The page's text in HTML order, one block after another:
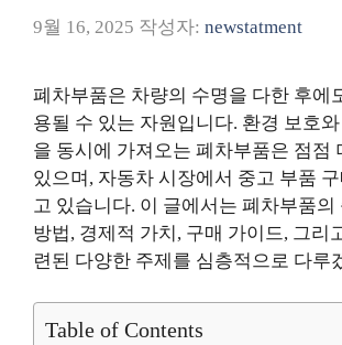
9월 16, 2025 작성자: newstatment
폐차부품은 차량의 수명을 다한 후에
용될 수 있는 자원입니다. 환경 보호
을 동시에 가져오는 폐차부품은 점점
있으며, 자동차 시장에서 중고 부품
고 있습니다. 이 글에서는 폐차부품의
방법, 경제적 가치, 구매 가이드, 그리
련된 다양한 주제를 심층적으로 다루
Table of Contents